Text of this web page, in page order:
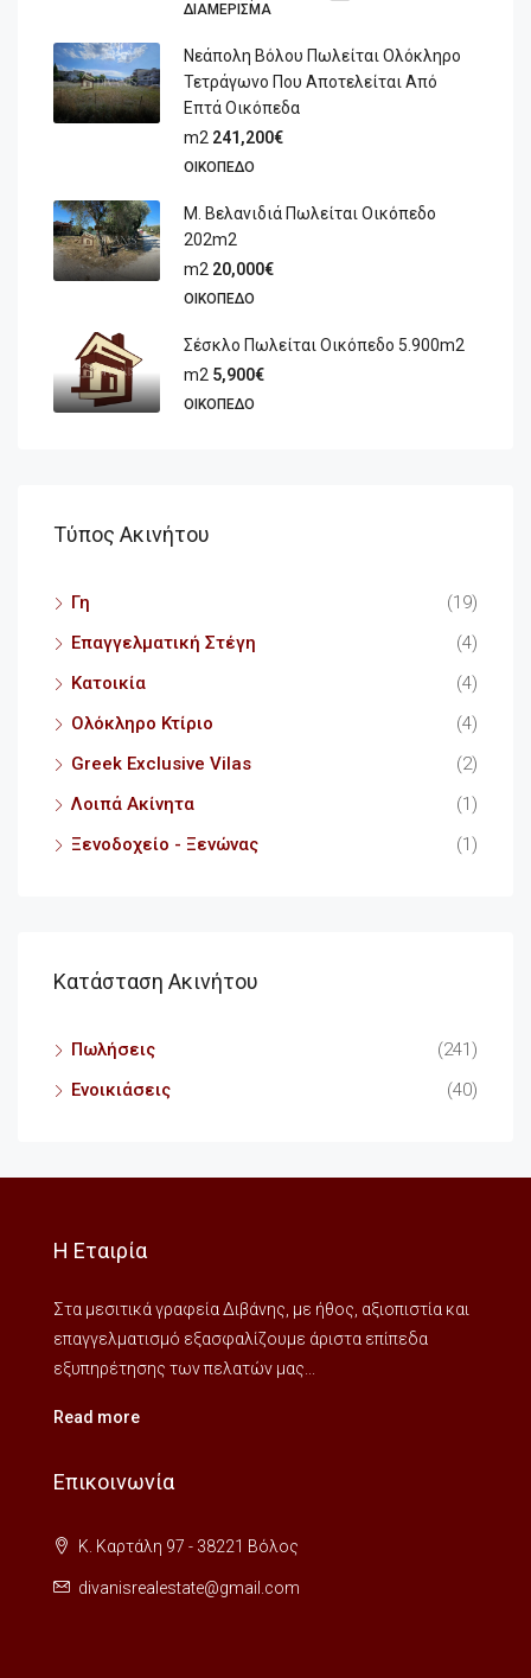
ΔΙΑΜΈΡΙΣΜΑ
Νεάπολη Βόλου Πωλείται Ολόκληρο
Τετράγωνο Που Αποτελείται Από
Επτά Οικόπεδα
m2 241,200€
ΟΙΚΌΠΕΔΟ
Μ. Βελανιδιά Πωλείται Οικόπεδο
202m2
m2 20,000€
ΟΙΚΌΠΕΔΟ
Σέσκλο Πωλείται Οικόπεδο 5.900m2
m2 5,900€
ΟΙΚΌΠΕΔΟ
Τύπος Ακινήτου
Γη
(19)
Επαγγελματική Στέγη
(4)
Κατοικία
(4)
Ολόκληρο Κτίριο
(4)
Greek Exclusive Vilas
(2)
Λοιπά Ακίνητα
(1)
Ξενοδοχείο - Ξενώνας
(1)
Κατάσταση Ακινήτου
Πωλήσεις
(241)
Ενοικιάσεις
(40)
Η Εταιρία
Στα μεσιτικά γραφεία Διβάνης, με ήθος, αξιοπιστία και
επαγγελματισμό εξασφαλίζουμε άριστα επίπεδα
εξυπηρέτησης των πελατών μας...
Read more
Επικοινωνία
Κ. Καρτάλη 97 - 38221 Βόλος
divanisrealestate@gmail.com